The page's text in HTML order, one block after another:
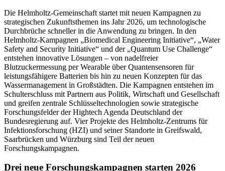
Die Helmholtz-Gemeinschaft startet mit neuen Kampagnen zu
strategischen Zukunftsthemen ins Jahr 2026, um technologische
Durchbrüche schneller in die Anwendung zu bringen. In den
Helmholtz-Kampagnen „Biomedical Engineering Initiative“, „Water
Safety and Security Initiative“ und der „Quantum Use Challenge“
entstehen innovative Lösungen – von nadelfreier
Blutzuckermessung per Wearable über Quantensensoren für
leistungsfähigere Batterien bis hin zu neuen Konzepten für das
Wassermanagement in Großstädten. Die Kampagnen entstehen im
Schulterschluss mit Partnern aus Politik, Wirtschaft und Gesellschaft
und greifen zentrale Schlüsseltechnologien sowie strategische
Forschungsfelder der Hightech Agenda Deutschland der
Bundesregierung auf. Vier Projekte des Helmholtz-Zentrums für
Infektionsforschung (HZI) und seiner Standorte in Greifswald,
Saarbrücken und Würzburg sind Teil der neuen
Forschungskampagnen.
Drei neue Forschungskampagnen starten 2026